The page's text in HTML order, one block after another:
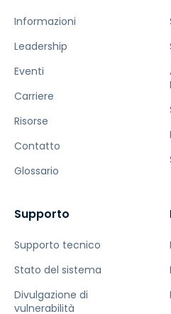
Informazioni
Leadership
Eventi
Carriere
Risorse
Contatto
Glossario
Supporto
Supporto tecnico
Stato del sistema
Divulgazione di
vulnerabilità